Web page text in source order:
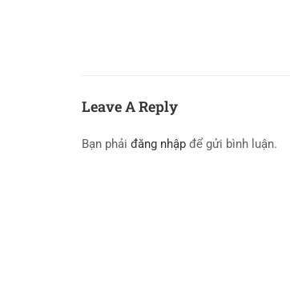
Leave A Reply
Bạn phải đăng nhập để gửi bình luận.